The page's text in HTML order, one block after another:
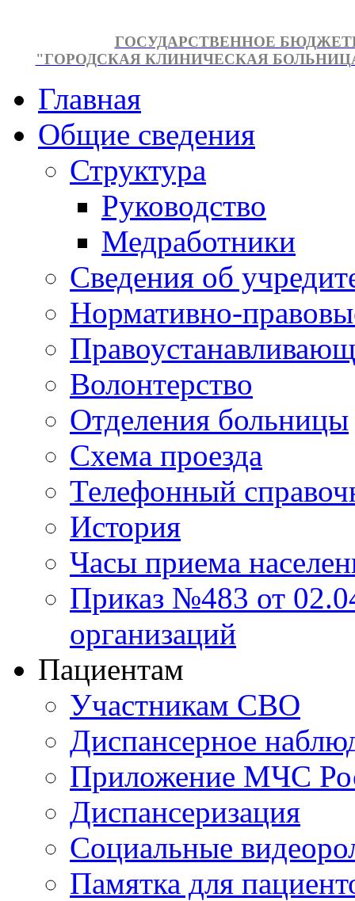
ГОСУДАРСТВЕННОЕ
"ГОРОДСКАЯ КЛИНИЧЕСКАЯ
Главная
Общие сведения
Структура
Руководство
Медработники
Сведения об
Нормативно-
Волонтерство
Отделения больницы
Схема проезда
Телефонный
История
Часы приема
Приказ №483 от
организаций
Пациентам
Участникам СВО
Диспансерное
Приложение МЧС
Диспансеризация
Социальные
Памятка для